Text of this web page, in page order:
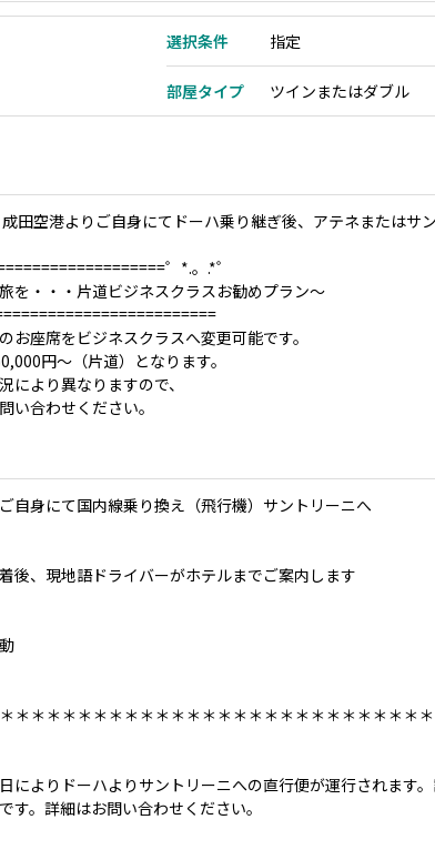
選択条件 指定
部屋タイプ ツインまたはダブル
田空港よりご自身にてドーハ乗り継ぎ後、アテネまたはサ
゜*.。.*゜
を・・・片道ビジネスクラスお勧めプラン～
お座席をビジネスクラスへ変更可能です。
円～（片道）となります。
により異なりますので、
い合わせください。
自身にて国内線乗り換え（飛行機）サントリーニへ
後、現地語ドライバーがホテルまでご案内します
＊＊＊＊＊＊＊＊＊＊＊＊＊＊＊＊＊＊＊＊＊＊＊＊＊＊
によりドーハよりサントリーニへの直行便が運行されます
す。詳細はお問い合わせください。